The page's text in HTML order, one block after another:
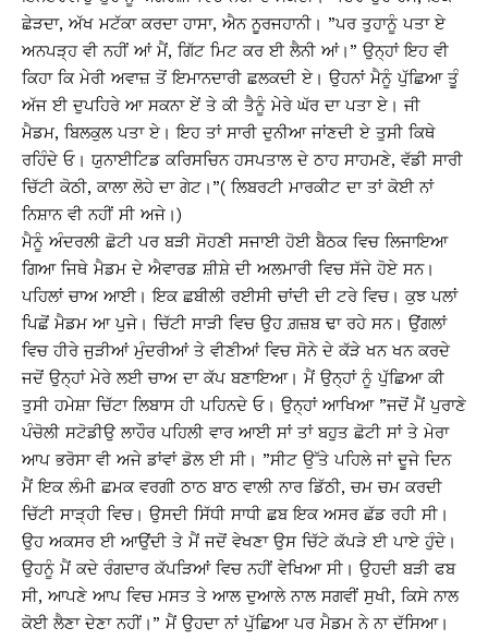
ਛੇੜਦਾ, ਅੱਖ ਮਟੱਕਾ ਕਰਦਾ ਹਾਸਾ, ਐਨ ਨੂਰਜਹਾਨੀ। ”ਪਰ ਤੁਹਾਨੂੰ ਪਤਾ ਏ
ਅਨਪੜ੍ਹ ਵੀ ਨਹੀਂ ਆਂ ਮੈਂ, ਗਿੱਟ ਮਿਟ ਕਰ ਈ ਲੈਨੀ ਆਂ।” ਉਨ੍ਹਾਂ ਇਹ ਵੀ
ਕਿਹਾ ਕਿ ਮੇਰੀ ਅਵਾਜ਼ ਤੋਂ ਇਮਾਨਦਾਰੀ ਛਲਕਦੀ ਏ। ਉਹਨਾਂ ਮੈਨੂੰ ਪੁੱਛਿਆ ਤੂੰ
ਅੱਜ ਈ ਦੁਪਹਿਰੇ ਆ ਸਕਨਾ ਏਂ ਤੇ ਕੀ ਤੈਨੂੰ ਮੇਰੇ ਘੱਰ ਦਾ ਪਤਾ ਏ। ਜੀ
ਮੈਡਮ, ਬਿਲਕੁਲ ਪਤਾ ਏ। ਇਹ ਤਾਂ ਸਾਰੀ ਦੁਨੀਆ ਜਾਂਣਦੀ ਏ ਤੁਸੀ ਕਿਥੇ
ਰਹਿੰਦੇ ਓ। ਯੁਨਾਈਟਿਡ ਕਰਿਸਚਿਨ ਹਸਪਤਾਲ ਦੇ ਠਾਹ ਸਾਹਮਣੇ, ਵੱਡੀ ਸਾਰੀ
ਚਿੱਟੀ ਕੋਠੀ, ਕਾਲਾ ਲੋਹੇ ਦਾ ਗੇਟ।”( ਲਿਬਰਟੀ ਮਾਰਕੀਟ ਦਾ ਤਾਂ ਕੋਈ ਨਾਂ
ਨਿਸ਼ਾਨ ਵੀ ਨਹੀਂ ਸੀ ਅਜੇ।)
ਮੈਨੂੰ ਅੰਦਰਲੀ ਛੋਟੀ ਪਰ ਬੜੀ ਸੋਹਣੀ ਸਜਾਈ ਹੋਈ ਬੈਠਕ ਵਿਚ ਲਿਜਾਇਆ
ਗਿਆ ਜਿਥੇ ਮੈਡਮ ਦੇ ਐਵਾਰਡ ਸ਼ੀਸ਼ੇ ਦੀ ਅਲਮਾਰੀ ਵਿਚ ਸੱਜੇ ਹੋਏ ਸਨ।
ਪਹਿਲਾਂ ਚਾਅ ਆਈ। ਇਕ ਛਬੀਲੀ ਰਈਸੀ ਚਾਂਦੀ ਦੀ ਟਰੇ ਵਿਚ। ਕੁਝ ਪਲਾਂ
ਪਿਛੋਂ ਮੈਡਮ ਆ ਪੁਜੇ। ਚਿੱਟੀ ਸਾੜੀ ਵਿਚ ਉਹ ਗ਼ਜ਼ਬ ਢਾ ਰਹੇ ਸਨ। ਉਂਗਲਾਂ
ਵਿਚ ਹੀਰੇ ਜੁੜੀਆਂ ਮੁੰਦਰੀਆਂ ਤੇ ਵੀਣੀਆਂ ਵਿਚ ਸੋਨੇ ਦੇ ਕੱੜੇ ਖਨ ਖਨ ਕਰਦੇ
ਜਦੋਂ ਉਨ੍ਹਾਂ ਮੇਰੇ ਲਈ ਚਾਅ ਦਾ ਕੱਪ ਬਣਾਇਆ। ਮੈਂ ਉਨ੍ਹਾਂ ਨੂੰ ਪੁੱਛਿਆ ਕੀ
ਤੁਸੀ ਹਮੇਸ਼ਾ ਚਿੱਟਾ ਲਿਬਾਸ ਹੀ ਪਹਿਨਦੇ ਓ। ਉਨ੍ਹਾਂ ਆਖਿਆ ”ਜਦੋਂ ਮੈਂ ਪੁਰਾਣੇ
ਪੰਚੋਲੀ ਸਟੋਡੀਉ ਲਾਹੌਰ ਪਹਿਲੀ ਵਾਰ ਆਈ ਸਾਂ ਤਾਂ ਬਹੁਤ ਛੋਟੀ ਸਾਂ ਤੇ ਮੇਰਾ
ਆਪ ਭਰੋਸਾ ਵੀ ਅਜੇ ਡਾਂਵਾਂ ਡੋਲ ਈ ਸੀ। ”ਸੀਟ ਉੱਤੇ ਪਹਿਲੇ ਜਾਂ ਦੂਜੇ ਦਿਨ
ਮੈਂ ਇਕ ਲੰਮੀ ਛਮਕ ਵਰਗੀ ਠਾਠ ਬਾਠ ਵਾਲੀ ਨਾਰ ਡਿੱਠੀ, ਚਮ ਚਮ ਕਰਦੀ
ਚਿੱਟੀ ਸਾੜ੍ਹੀ ਵਿਚ। ਉਸਦੀ ਸਿੱਧੀ ਸਾਧੀ ਛਬ ਇਕ ਅਸਰ ਛੱਡ ਰਹੀ ਸੀ।
ਉਹ ਅਕਸਰ ਈ ਆਉਂਦੀ ਤੇ ਮੈਂ ਜਦੋਂ ਵੇਖਣਾ ਉਸ ਚਿੱਟੇ ਕੱਪੜੇ ਈ ਪਾਏ ਹੁੰਦੇ।
ਉਹਨੂੰ ਮੈਂ ਕਦੇ ਰੰਗਦਾਰ ਕੱਪੜਿਆਂ ਵਿਚ ਨਹੀਂ ਵੇਖਿਆ ਸੀ। ਉਹਦੀ ਬੜੀ ਫਬ
ਸੀ, ਆਪਣੇ ਆਪ ਵਿਚ ਮਸਤ ਤੇ ਆਲ ਦੁਆਲੇ ਨਾਲ ਸਗਵੀਂ ਸੁਖੀ, ਕਿਸੇ ਨਾਲ
ਕੋਈ ਲੈਣਾ ਦੇਣਾ ਨਹੀਂ।” ਮੈਂ ਉਹਦਾ ਨਾਂ ਪੁੱਛਿਆ ਪਰ ਮੈਡਮ ਨੇ ਨਾ ਦੱਸਿਆ।